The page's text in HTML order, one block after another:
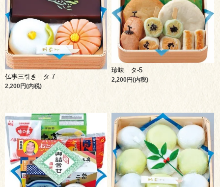
仏事三引き タ-7
2,200円(内税)
珍味 タ-5
2,200円(内税)